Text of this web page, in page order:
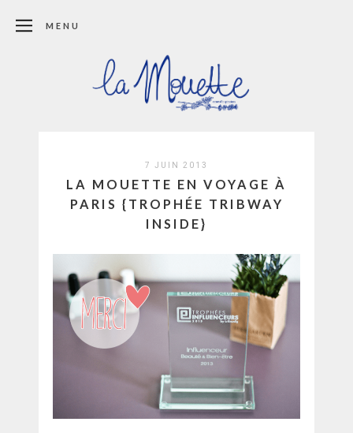
MENU
7 JUIN 2013
LA MOUETTE EN VOYAGE À
PARIS {TROPHÉE TRIBWAY
INSIDE}